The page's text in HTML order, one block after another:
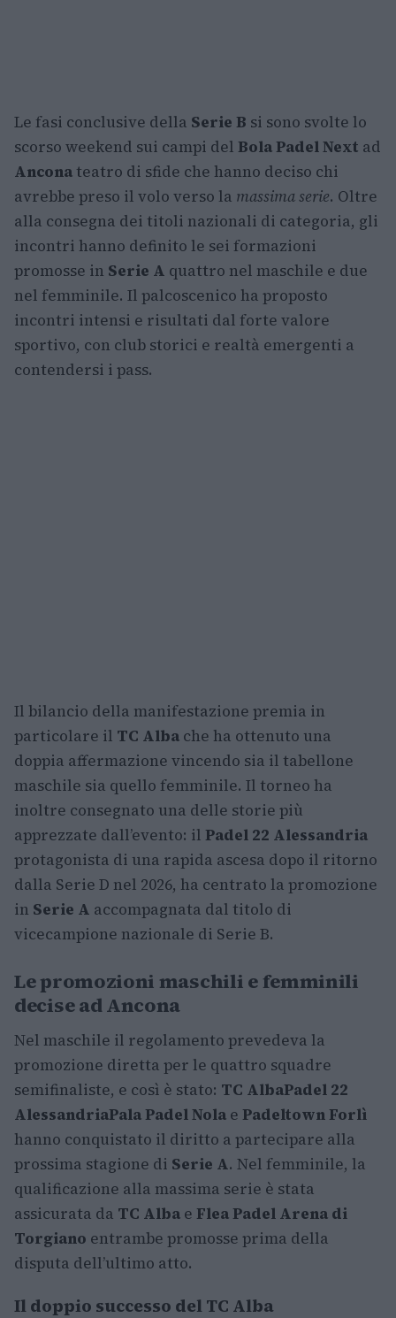
Le fasi conclusive della Serie B si sono svolte lo
scorso weekend sui campi del Bola Padel Next ad
Ancona teatro di sfide che hanno deciso chi
avrebbe preso il volo verso la massima serie. Oltre
alla consegna dei titoli nazionali di categoria, gli
incontri hanno definito le sei formazioni
promosse in Serie A quattro nel maschile e due
nel femminile. Il palcoscenico ha proposto
incontri intensi e risultati dal forte valore
sportivo, con club storici e realtà emergenti a
contendersi i pass.
Il bilancio della manifestazione premia in
particolare il TC Alba che ha ottenuto una
doppia affermazione vincendo sia il tabellone
maschile sia quello femminile. Il torneo ha
inoltre consegnato una delle storie più
apprezzate dall’evento: il Padel 22 Alessandria
protagonista di una rapida ascesa dopo il ritorno
dalla Serie D nel 2026, ha centrato la promozione
in Serie A accompagnata dal titolo di
vicecampione nazionale di Serie B.
Le promozioni maschili e femminili
decise ad Ancona
Nel maschile il regolamento prevedeva la
promozione diretta per le quattro squadre
semifinaliste, e così è stato: TC AlbaPadel 22
AlessandriaPala Padel Nola e Padeltown Forlì
hanno conquistato il diritto a partecipare alla
prossima stagione di Serie A. Nel femminile, la
qualificazione alla massima serie è stata
assicurata da TC Alba e Flea Padel Arena di
Torgiano entrambe promosse prima della
disputa dell’ultimo atto.
Il doppio successo del TC Alba